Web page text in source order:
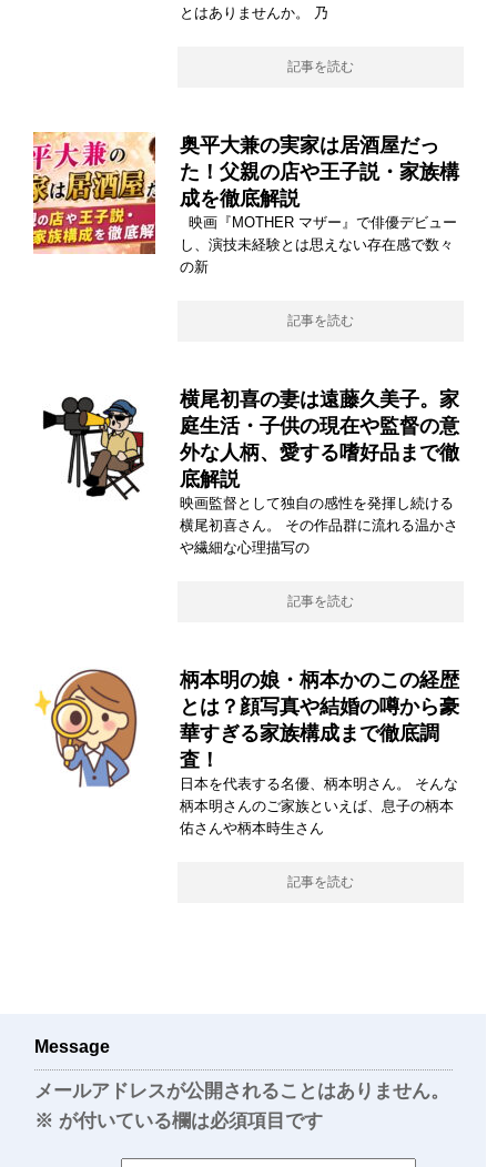
とはありませんか。 乃
記事を読む
奥平大兼の実家は居酒屋だっ
た！父親の店や王子説・家族構
成を徹底解説
映画『MOTHER マザー』で俳優デビュー
し、演技未経験とは思えない存在感で数々
の新
記事を読む
横尾初喜の妻は遠藤久美子。家
庭生活・子供の現在や監督の意
外な人柄、愛する嗜好品まで徹
底解説
映画監督として独自の感性を発揮し続ける
横尾初喜さん。 その作品群に流れる温かさ
や繊細な心理描写の
記事を読む
柄本明の娘・柄本かのこの経歴
とは？顔写真や結婚の噂から豪
華すぎる家族構成まで徹底調
査！
日本を代表する名優、柄本明さん。 そんな
柄本明さんのご家族といえば、息子の柄本
佑さんや柄本時生さん
記事を読む
Message
メールアドレスが公開されることはありません。
※ が付いている欄は必須項目です